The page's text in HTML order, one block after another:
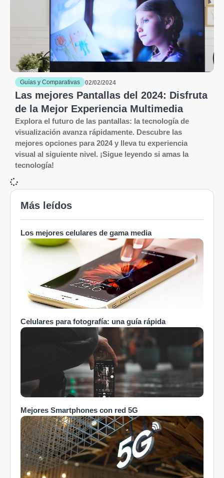
Guías y Comparativas 02/02/2024
Las mejores Pantallas del 2024: Disfruta
de la Mejor Experiencia Multimedia
Explora el futuro de las pantallas: la tecnología de
visualización avanza rápidamente. Descubre las
mejores opciones para 2024 y lleva tu experiencia
visual al siguiente nivel. ¡Sigue leyendo si amas la
tecnología!
Más leídos
Los mejores celulares de gama media
Celulares para fotografía: una guía rápida
Mejores Smartphones con red 5G